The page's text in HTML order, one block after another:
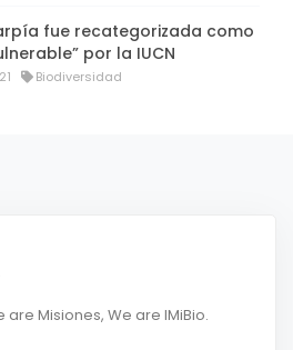
fue recategorizada como
por la IUCN
Biodiversidad
Misiones, We are IMiBio.